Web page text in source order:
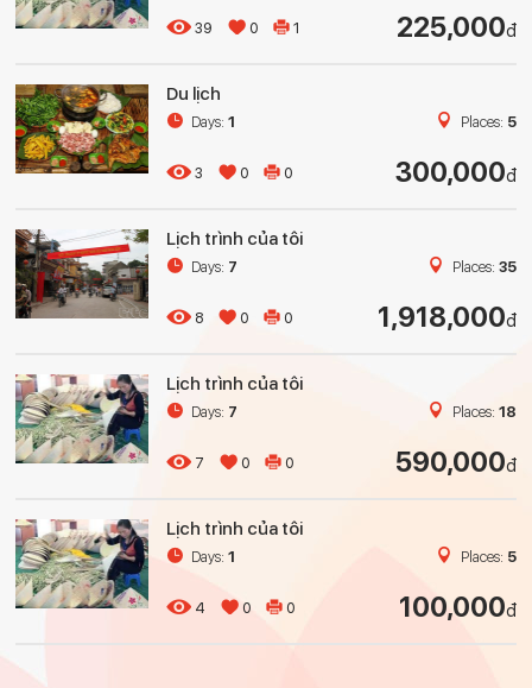
39 0 1 225,000đ
Du lịch
Days: 1 Places: 5
3 0 0 300,000đ
Lịch trình của tôi
Days: 7 Places: 35
8 0 0 1,918,000đ
Lịch trình của tôi
Days: 7 Places: 18
7 0 0 590,000đ
Lịch trình của tôi
Days: 1 Places: 5
4 0 0 100,000đ